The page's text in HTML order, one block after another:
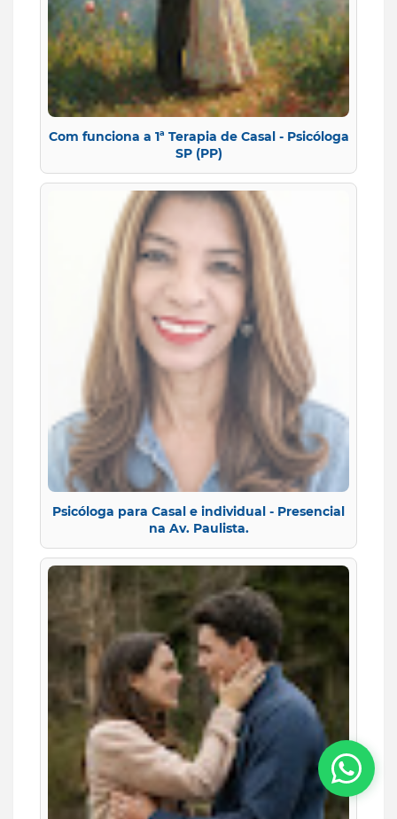
Com funciona a 1ª Terapia de Casal - Psicóloga
SP (PP)
Psicóloga para Casal e individual - Presencial
na Av. Paulista.